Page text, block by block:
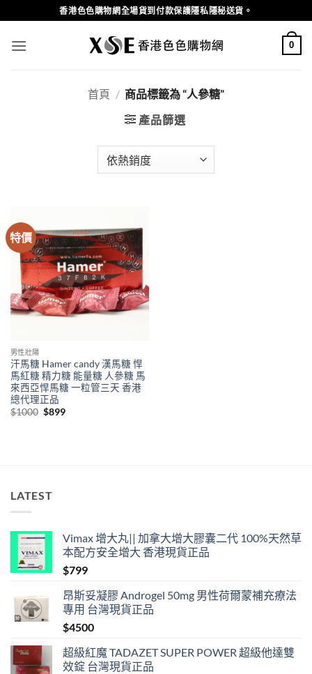
to
content
香港色色購物網全場貨到付款保護隱私隱秘送貨。
0
首頁 / 商品標籤為 “人參糖”
產品篩選
特價
男性壯陽
汗馬糖 Hamer candy 漢馬糖 悍
馬紅糖 精力糖 能量糖 人參糖 馬
來西亞悍馬糖 一粒管三天 香港
總代理正品
$1000 Original
$899Current
LATEST
Vimax 增大丸|| 加拿大增大膠囊二代 100%天然草
本配方安全增大 香港現貨正品
$799
昂斯妥凝膠 Androgel 50mg 男性荷爾蒙補充療法
專用 台灣現貨正品
$4500
超級紅魔 TADAZET SUPER POWER 超級他達雙
效錠 台灣現貨正品